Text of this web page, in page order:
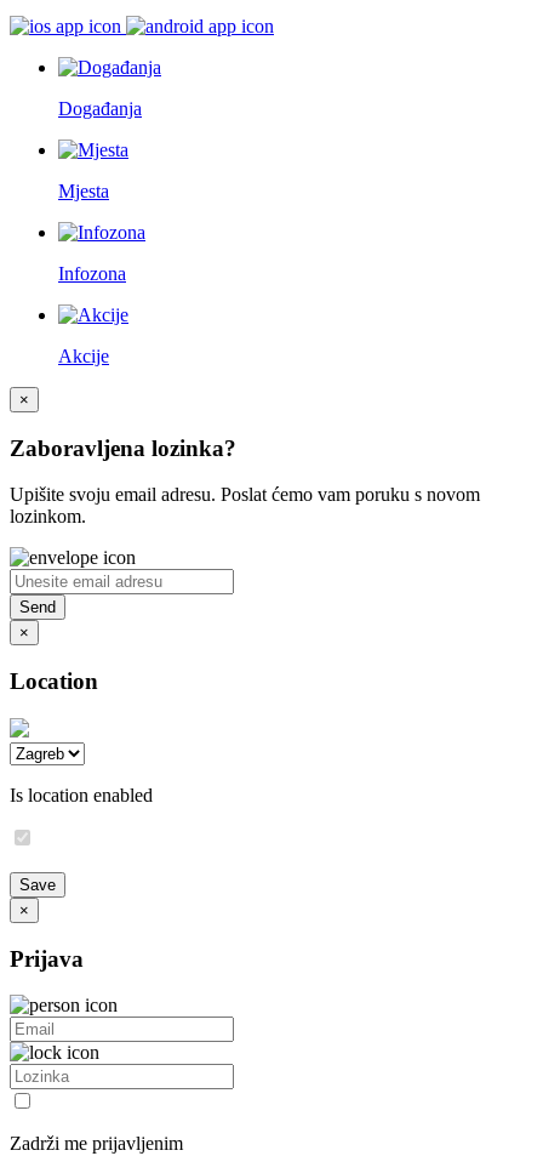
Događanja
Mjesta
Infozona
Akcije
×
Zaboravljena lozinka?
Upišite svoju email adresu. Poslat ćemo vam poruku s novom
lozinkom.
×
Location
Is location enabled
×
Prijava
Zadrži me prijavljenim